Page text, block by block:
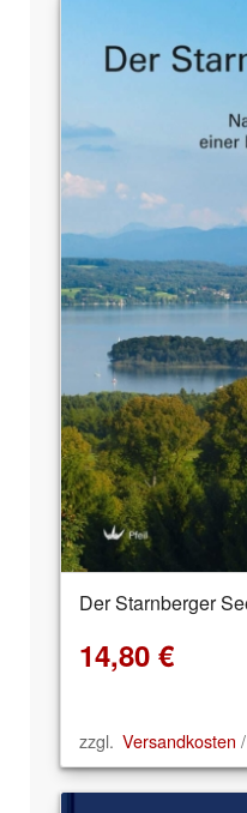
Der Starnberger
14,80 €
zzgl. Versandkosten